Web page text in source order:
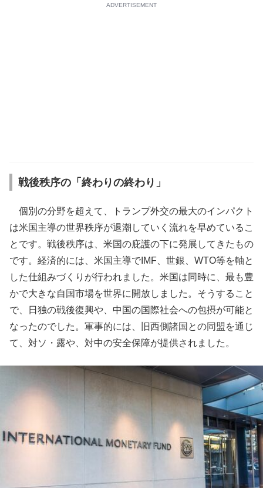
ADVERTISEMENT
戦後秩序の「終わりの終わり」
個別の分野を超えて、トランプ外交の最大のインパクト
は米国主導の世界秩序が退潮していく流れを早めているこ
とです。戦後秩序は、米国の庇護の下に発展してきたもの
です。経済的には、米国主導でIMF、世銀、WTO等を軸と
した仕組みづくりが行われました。米国は同時に、最も豊
かで大きな自国市場を世界に開放しました。そうすること
で、日独の戦後復興や、中国の国際社会への包摂が可能と
なったのでした。軍事的には、旧西側諸国との同盟を通じ
て、対ソ・露や、対中の安全保障が提供されました。